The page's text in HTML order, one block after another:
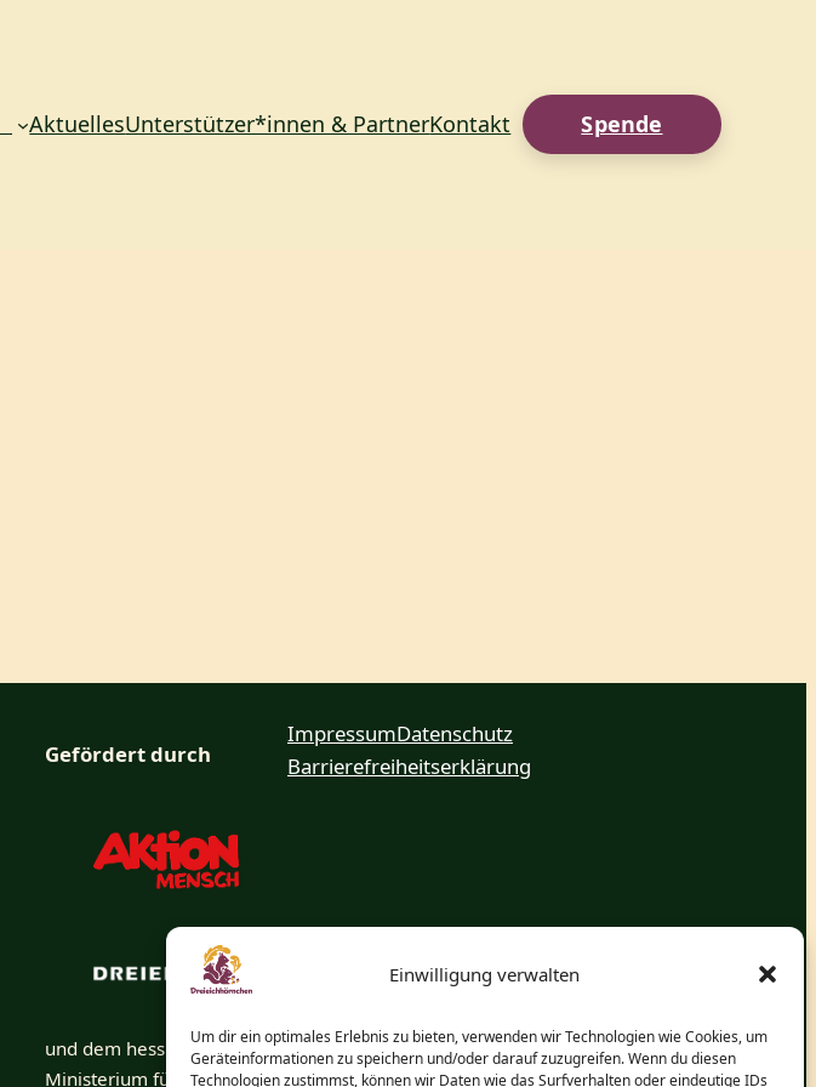
Einwilligung verwalten
Um dir ein optimales Erlebnis zu bieten, verwenden wir Technologien wie Cookies, um
Geräteinformationen zu speichern und/oder darauf zuzugreifen. Wenn du diesen
Technologien zustimmst, können wir Daten wie das Surfverhalten oder eindeutige IDs
AktuellesUnterstützer*innen & PartnerKontakt Spende
Gefördert durch
und dem hessischen
Ministerium für Arbeit,
ImpressumDatenschutz
Barrierefreiheitserklärung